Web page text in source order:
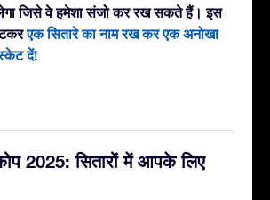
जिसे वे हमेशा संजो कर रख सकते हैं। इस
एक सितारे का नाम रख कर एक अनोखा
दें!
2025: सितारों में आपके लिए